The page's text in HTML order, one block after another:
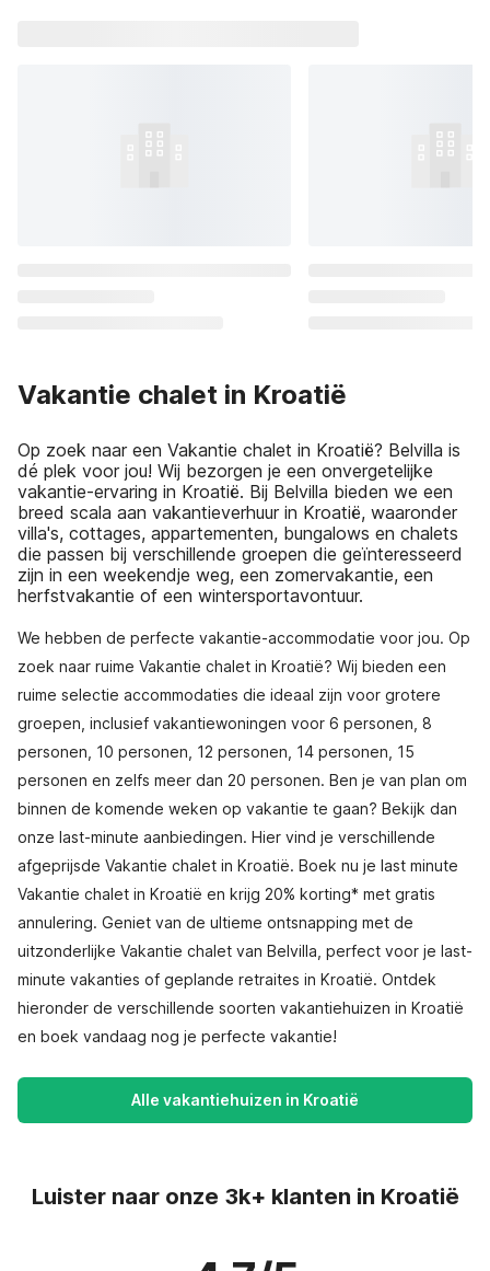
Vakantie chalet in Kroatië
Op zoek naar een Vakantie chalet in Kroatië? Belvilla is
dé plek voor jou! Wij bezorgen je een onvergetelijke
vakantie-ervaring in Kroatië. Bij Belvilla bieden we een
breed scala aan vakantieverhuur in Kroatië, waaronder
villa's, cottages, appartementen, bungalows en chalets
die passen bij verschillende groepen die geïnteresseerd
zijn in een weekendje weg, een zomervakantie, een
herfstvakantie of een wintersportavontuur.
We hebben de perfecte vakantie-accommodatie voor jou. Op
zoek naar ruime Vakantie chalet in Kroatië? Wij bieden een
ruime selectie accommodaties die ideaal zijn voor grotere
groepen, inclusief vakantiewoningen voor 6 personen, 8
personen, 10 personen, 12 personen, 14 personen, 15
personen en zelfs meer dan 20 personen. Ben je van plan om
binnen de komende weken op vakantie te gaan? Bekijk dan
onze last-minute aanbiedingen. Hier vind je verschillende
afgeprijsde Vakantie chalet in Kroatië. Boek nu je last minute
Vakantie chalet in Kroatië en krijg 20% korting* met gratis
annulering. Geniet van de ultieme ontsnapping met de
uitzonderlijke Vakantie chalet van Belvilla, perfect voor je last-
minute vakanties of geplande retraites in Kroatië. Ontdek
hieronder de verschillende soorten vakantiehuizen in Kroatië
en boek vandaag nog je perfecte vakantie!
Alle vakantiehuizen in Kroatië
Luister naar onze 3k+ klanten in Kroatië